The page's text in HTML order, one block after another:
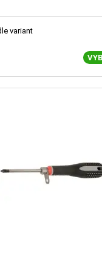
variant